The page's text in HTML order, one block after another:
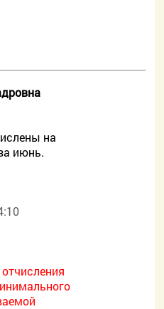
на
июнь.